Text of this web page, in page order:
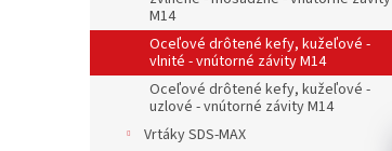
M14
Oceľové drôtené kefy, kužeľové -
vlnité - vnútorné závity M14
Oceľové drôtené kefy, kužeľové -
uzlové - vnútorné závity M14
Vrtáky SDS-MAX